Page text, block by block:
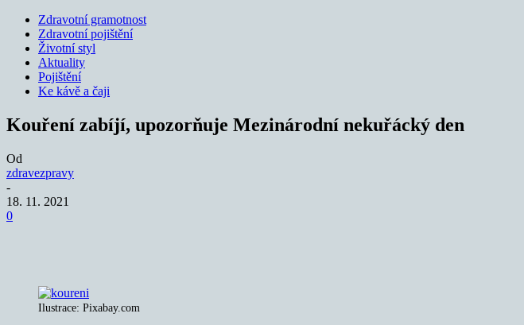
Zdravotní gramotnost
Zdravotní pojištění
Životní styl
Aktuality
Pojištění
Ke kávě a čaji
Kouření zabíjí, upozorňuje Mezinárodní nekuřácký den
Od
zdravezpravy
-
18. 11. 2021
0
Ilustrace: Pixabay.com